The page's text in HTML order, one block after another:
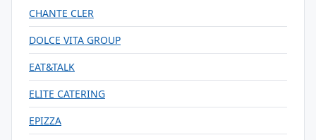
CHANTE CLER
DOLCE VITA GROUP
EAT&TALK
ELITE CATERING
EPIZZA